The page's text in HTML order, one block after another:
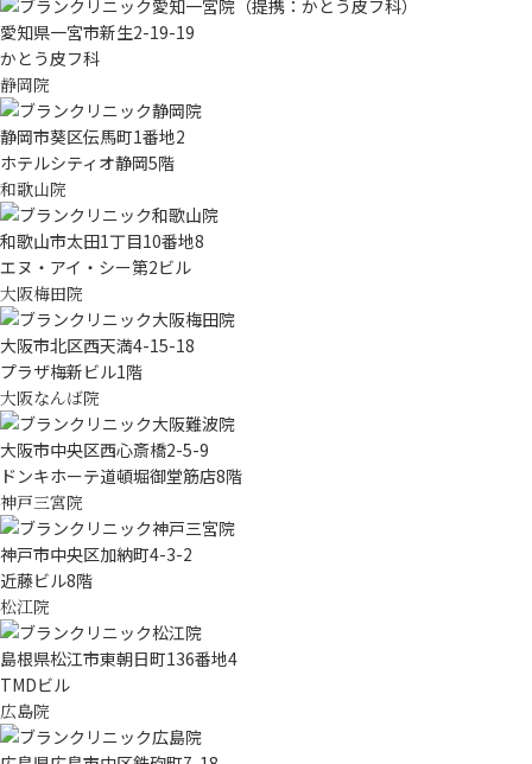
愛知県一宮市新生2-19-19
かとう皮フ科
静岡院
静岡市葵区伝馬町1番地2
ホテルシティオ静岡5階
和歌山院
和歌山市太田1丁目10番地8
エヌ・アイ・シー第2ビル
大阪梅田院
大阪市北区西天満4-15-18
プラザ梅新ビル1階
大阪なんば院
大阪市中央区西心斎橋2-5-9
ドンキホーテ道頓堀御堂筋店8階
神戸三宮院
神戸市中央区加納町4-3-2
近藤ビル8階
松江院
島根県松江市東朝日町136番地4
TMDビル
広島院